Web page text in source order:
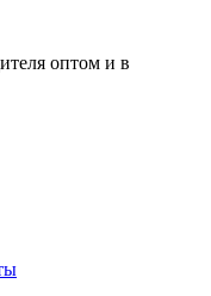
оптом и в